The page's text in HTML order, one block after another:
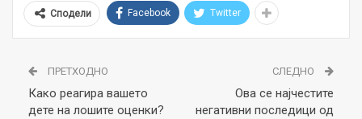
Сподели Facebook Twitter
ПРЕТХОДНО
Како реагира вашето
дете на лошите оценки?
СЛЕДНО
Ова се најчестите
негативни последици од